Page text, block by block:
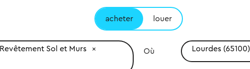
acheter louer
Revêtement Sol et Murs Où Lourdes (65100)